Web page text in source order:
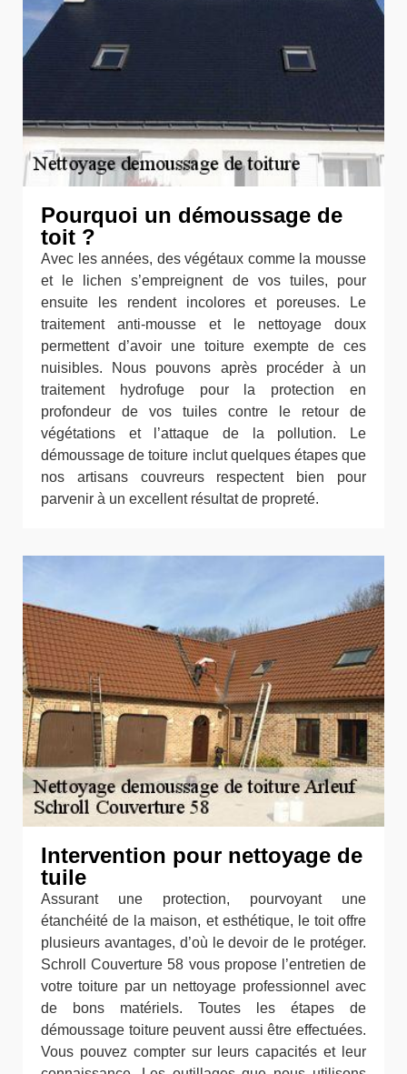
Pourquoi un démoussage de
toit ?
Avec les années, des végétaux comme la mousse
et le lichen s’empreignent de vos tuiles, pour
ensuite les rendent incolores et poreuses. Le
traitement anti-mousse et le nettoyage doux
permettent d’avoir une toiture exempte de ces
nuisibles. Nous pouvons après procéder à un
traitement hydrofuge pour la protection en
profondeur de vos tuiles contre le retour de
végétations et l’attaque de la pollution. Le
démoussage de toiture inclut quelques étapes que
nos artisans couvreurs respectent bien pour
parvenir à un excellent résultat de propreté.
Intervention pour nettoyage de
tuile
Assurant une protection, pourvoyant une
étanchéité de la maison, et esthétique, le toit offre
plusieurs avantages, d’où le devoir de le protéger.
Schroll Couverture 58 vous propose l’entretien de
votre toiture par un nettoyage professionnel avec
de bons matériels. Toutes les étapes de
démoussage toiture peuvent aussi être effectuées.
Vous pouvez compter sur leurs capacités et leur